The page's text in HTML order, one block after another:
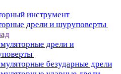
инструмент
дрели и шуруповерты
дрели и
безударные дрели